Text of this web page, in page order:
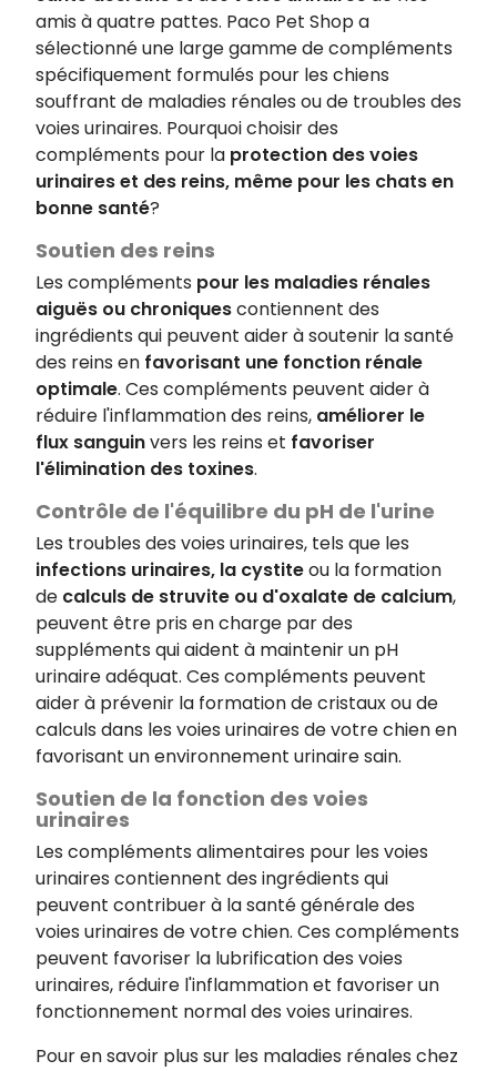
amis à quatre pattes. Paco Pet Shop a
sélectionné une large gamme de compléments
spécifiquement formulés pour les chiens
souffrant de maladies rénales ou de troubles des
voies urinaires. Pourquoi choisir des
compléments pour la protection des voies
urinaires et des reins, même pour les chats en
bonne santé?
Soutien des reins
Les compléments pour les maladies rénales
aiguës ou chroniquescontiennent des
ingrédients qui peuvent aider à soutenir la santé
des reins en favorisant une fonction rénale
optimale. Ces compléments peuvent aider à
réduire l'inflammation des reins, améliorer le
flux sanguinvers les reins et favoriser
l'élimination des toxines.
Contrôle de l'équilibre du pH de l'urine
Les troubles des voies urinaires, tels que les
infections urinaires, la cystiteou la formation
de calculs de struvite ou d'oxalate de calcium,
peuvent être pris en charge par des
suppléments qui aident à maintenir un pH
urinaire adéquat. Ces compléments peuvent
aider à prévenir la formation de cristaux ou de
calculs dans les voies urinaires de votre chien en
favorisant un environnement urinaire sain.
Soutien de la fonction des voies
urinaires
Les compléments alimentaires pour les voies
urinaires contiennent des ingrédients qui
peuvent contribuer à la santé générale des
voies urinaires de votre chien. Ces compléments
peuvent favoriser la lubrification des voies
urinaires, réduire l'inflammation et favoriser un
fonctionnement normal des voies urinaires.
Pour en savoir plus sur les maladies rénales chez